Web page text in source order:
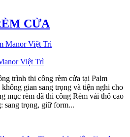
CỬA
Việt Trì
trình thi công rèm cửa tại Palm
gian sang trọng và tiện nghi cho
mục rèm đã thi công Rèm vải thô cao
sang trọng, giữ form...